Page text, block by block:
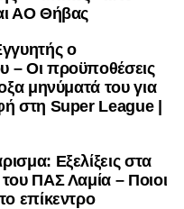
ΑΟ Θήβας
ο
– Οι προϋποθέσεις
μηνύματά του για
στη Super League |
Εξελίξεις στα
ΠΑΣ Λαμία – Ποιοι
επίκεντρο